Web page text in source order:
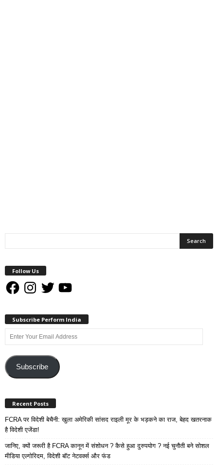
Follow Us
FacebookInstagram
Twitter YouTube
Subscribe Perform India
Enter
Your
AddressSubscribe
Recent Posts
FCRA पर विदेशी बेचैनी: खुला अमेरिकी सांसद राइली मूर के भड़कने का राज, बेहद खतरनाक
है विदेशी एजेंडा!
जानिए, क्यों जरूरी है FCRA कानून में संशोधन ? कैसे हुआ दुरुपयोग ? नई चुनौती बने सोशल
मीडिया एल्गोरिदम, विदेशी बॉट नेटवर्क्स और फंड